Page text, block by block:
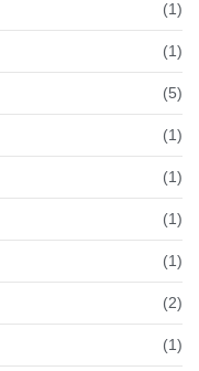
(1)
(1)
(5)
(1)
(1)
(1)
(1)
(2)
(1)